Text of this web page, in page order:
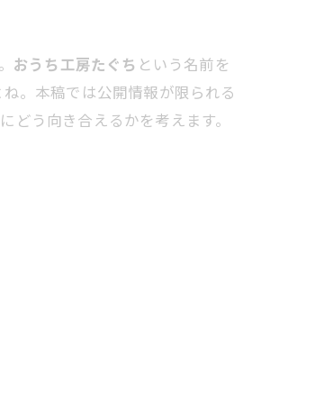
おうち工房たぐち という名前を
。本稿では公開情報が限られる
う向き合えるかを考えます。